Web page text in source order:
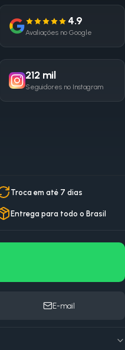
mais impacto, um perfil liso
de borracha macia oferece
Encontre marcas como Maxxis,
completos para conversão
4.9
Avaliações no Google
212 mil
Seguidores no Instagram
Troca em até 7 dias
Entrega para todo o Brasil
E-mail